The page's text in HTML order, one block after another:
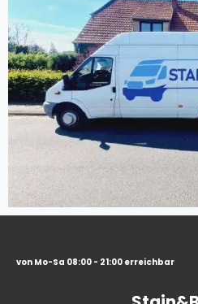
von Mo-Sa 08:00 - 21:00 erreichbar